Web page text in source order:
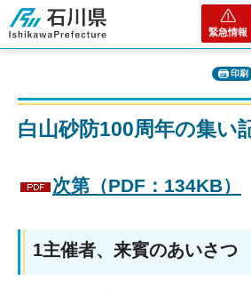
石川県
緊急情報
印刷
白山砂防100周年の集い
次第（PDF：134KB）
1主催者、来賓のあいさつ